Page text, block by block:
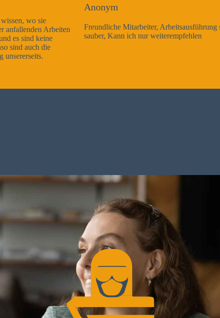
Freundliche Mitarbeiter, Arbeitsausführung sehr gut und sehr
sauber, Kann ich nur weiterempfehlen